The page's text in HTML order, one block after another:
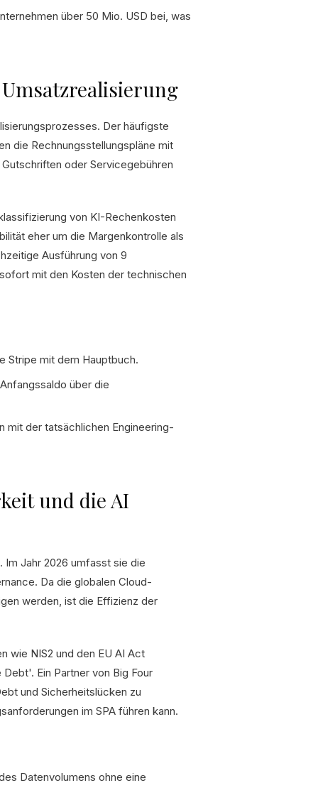
über 50 Mio. USD bei, was
Der häufigste
die Rechnungsstellungspläne mit
oder Servicegebühren
von KI-Rechenkosten
eher um die Margenkontrolle als
Ausführung von 9
mit den Kosten der technischen
Stripe mit dem Hauptbuch.
über die
der tatsächlichen Engineering-
und die AI
Jahr 2026 umfasst sie die
Da die globalen Cloud-
werden, ist die Effizienz der
wie NIS2 und den EU AI Act
Ein Partner von Big Four
und Sicherheitslücken zu
im SPA führen kann.
Datenvolumens ohne eine